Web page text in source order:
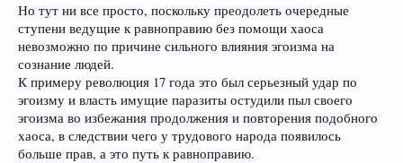
Но тут ни все просто, поскольку преодолеть очередные
ступени ведущие к равноправию без помощи хаоса
невозможно по причине сильного влияния эгоизма на
сознание людей.
К примеру революция 17 года это был серьезный удар по
эгоизму и власть имущие паразиты остудили пыл своего
эгоизма во избежания продолжения и повторения подобного
хаоса, в следствии чего у трудового народа появилось
больше прав, а это путь к равноправию.